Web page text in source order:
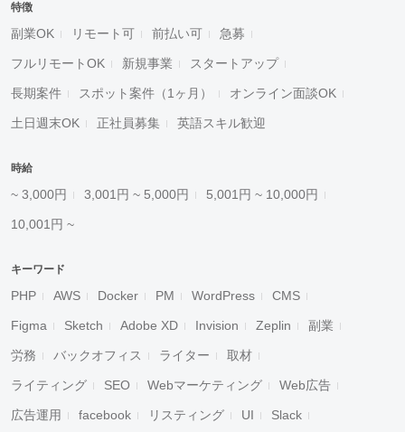
特徴
副業OK リモート可 前払い可 急募
フルリモートOK 新規事業 スタートアップ
長期案件 スポット案件（1ヶ月） オンライン面談OK
土日週末OK 正社員募集 英語スキル歓迎
時給
~ 3,000円 3,001円 ~ 5,000円 5,001円 ~ 10,000円
10,001円 ~
キーワード
PHP AWS Docker PM WordPress CMS
Figma Sketch Adobe XD Invision Zeplin 副業
労務 バックオフィス ライター 取材
ライティング SEO Webマーケティング Web広告
広告運用 facebook リスティング UI Slack